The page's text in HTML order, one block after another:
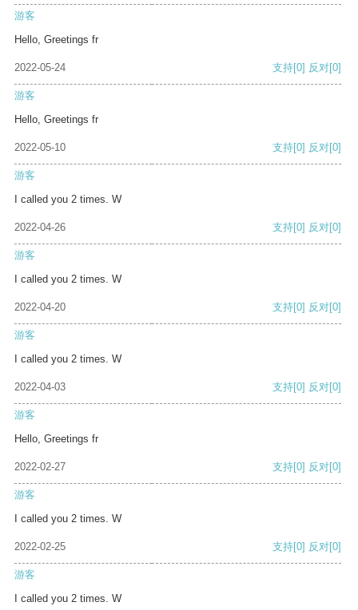
游客
Hello, Greetings fr
2022-05-24 支持[0] 反对[0]
游客
Hello, Greetings fr
2022-05-10 支持[0] 反对[0]
游客
I called you 2 times. W
2022-04-26 支持[0] 反对[0]
游客
I called you 2 times. W
2022-04-20 支持[0] 反对[0]
游客
I called you 2 times. W
2022-04-03 支持[0] 反对[0]
游客
Hello, Greetings fr
2022-02-27 支持[0] 反对[0]
游客
I called you 2 times. W
2022-02-25 支持[0] 反对[0]
游客
I called you 2 times. W